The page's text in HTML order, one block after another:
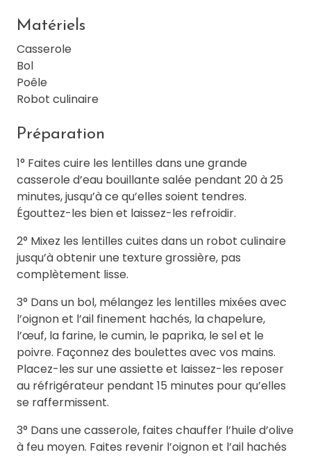
Matériels
Casserole
Bol
Poêle
Robot culinaire
Préparation
1° Faites cuire les lentilles dans une grande
casserole d’eau bouillante salée pendant 20 à 25
minutes, jusqu’à ce qu’elles soient tendres.
Égouttez-les bien et laissez-les refroidir.
2° Mixez les lentilles cuites dans un robot culinaire
jusqu’à obtenir une texture grossière, pas
complètement lisse.
3° Dans un bol, mélangez les lentilles mixées avec
l’oignon et l’ail finement hachés, la chapelure,
l’œuf, la farine, le cumin, le paprika, le sel et le
poivre. Façonnez des boulettes avec vos mains.
Placez-les sur une assiette et laissez-les reposer
au réfrigérateur pendant 15 minutes pour qu’elles
se raffermissent.
3° Dans une casserole, faites chauffer l’huile d’olive
à feu moyen. Faites revenir l’oignon et l’ail hachés